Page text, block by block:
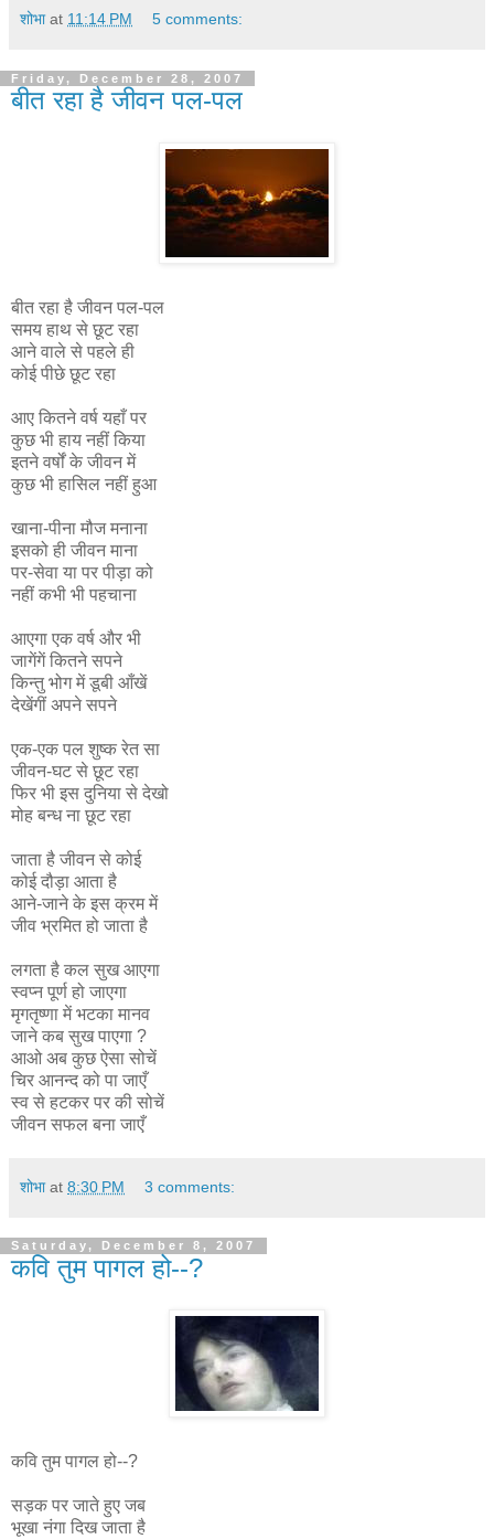
शोभा at 11:14 PM 5 comments:
Friday, December 28, 2007
बीत रहा है जीवन पल-पल
बीत रहा है जीवन पल-पल
समय हाथ से छूट रहा
आने वाले से पहले ही
कोई पीछे छूट रहा
आए कितने वर्ष यहाँ पर
कुछ भी हाय नहीं किया
इतने वर्षों के जीवन में
कुछ भी हासिल नहीं हुआ
खाना-पीना मौज मनाना
इसको ही जीवन माना
पर-सेवा या पर पीड़ा को
नहीं कभी भी पहचाना
आएगा एक वर्ष और भी
जागेंगें कितने सपने
किन्तु भोग में डूबी आँखें
देखेंगीं अपने सपने
एक-एक पल शुष्क रेत सा
जीवन-घट से छूट रहा
फिर भी इस दुनिया से देखो
मोह बन्ध ना छूट रहा
जाता है जीवन से कोई
कोई दौड़ा आता है
आने-जाने के इस क्रम में
जीव भ्रमित हो जाता है
लगता है कल सुख आएगा
स्वप्न पूर्ण हो जाएगा
मृगतृष्णा में भटका मानव
जाने कब सुख पाएगा ?
आओ अब कुछ ऐसा सोचें
चिर आनन्द को पा जाएँ
स्व से हटकर पर की सोचें
जीवन सफल बना जाएँ
शोभा at 8:30 PM 3 comments:
Saturday, December 8, 2007
कवि तुम पागल हो--?
कवि तुम पागल हो--?
सड़क पर जाते हुए जब
भूखा नंगा दिख जाता है